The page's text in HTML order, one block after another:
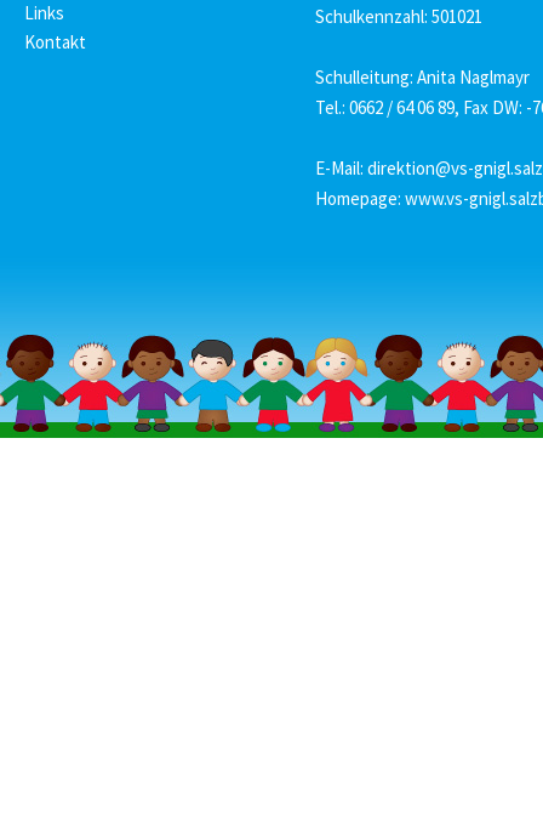
Links
Kontakt
Schulkennzahl: 501021
Schulleitung: Anita Naglmayr
Tel.: 0662 / 64 06 89, Fax DW: -
E-Mail: direktion@vs-
Homepage: www.vs-